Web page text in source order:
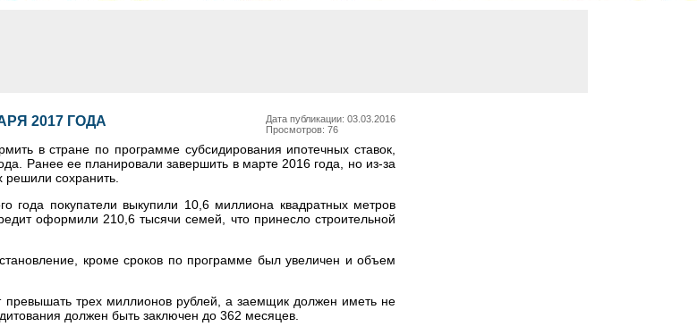
Дата публикации: 03.03.2016
Просмотров: 76
2017 ГОДА
в стране по программе субсидирования ипотечных ставок,
Ранее ее планировали завершить в марте 2016 года, но из-за
решили сохранить.
покупатели выкупили 10,6 миллиона квадратных метров
оформили 210,6 тысячи семей, что принесло строительной
кроме сроков по программе был увеличен и объем
трех миллионов рублей, а заемщик должен иметь не
должен быть заключен до 362 месяцев.